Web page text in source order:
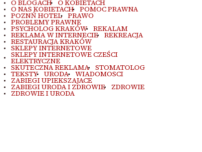
O BLOGACH O KOBIETACH
O NAS KOBIETACH POMOC PRAWNA
POZNŃ HOTEL PRAWO
PROBLEMY PRAWNE
PSYCHOLOG KRAKÓW REKALAM
REKLAMA W INTERNECIE REKREACJA
RESTAURACJA KRAKÓW
SKLEPY INTERNETOWE
SKLEPY INTERNETOWE CZEŚCI
ELEKTRYCZNE
SKUTECZNA REKLAMA STOMATOLOG
TEKSTY URODA WIADOMOSCI
ZABIEGI UPIEKSZAJACE
ZABIEGI URODA I ZDROWIE ZDROWIE
ZDROWIE I URODA